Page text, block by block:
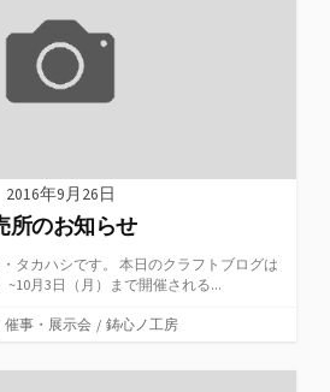
2016年9月26日
所のお知らせ
タカハシです。 本日のクラフトブログは
~10月3日（月）まで開催される...
催事・展示会 / 鋳心ノ工房